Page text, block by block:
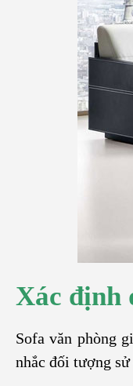
Xác định
Sofa văn phòng
nhắc đối tượng